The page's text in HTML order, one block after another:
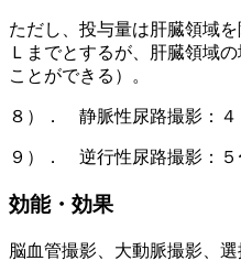
ただし、投与量は肝臓領域
Ｌまでとするが、肝臓領域
ことができる）。
８）． 静脈性尿路撮影：４
９）． 逆行性尿路撮影：５
効能・効果
脳血管撮影、大動脈撮影、